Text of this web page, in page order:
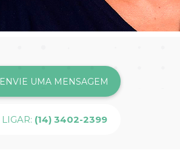
ENVIE UMA MENSAGEM
LIGAR: (14) 3402-2399